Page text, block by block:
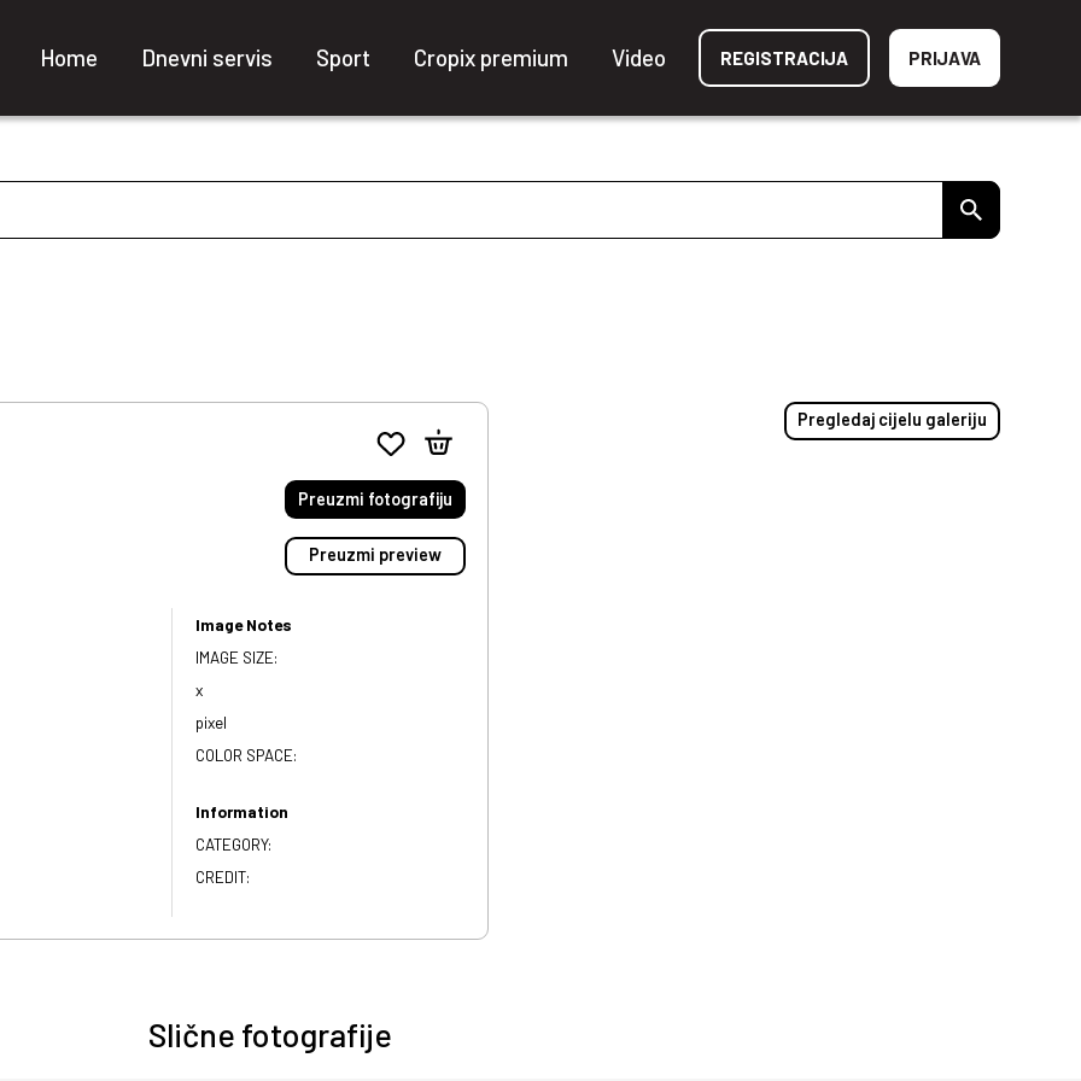
Home Dnevni servis Sport Cropix premium Video REGISTRACIJA PRIJAVA
Preuzmi fotografiju
Preuzmi preview
Image Notes
IMAGE SIZE:
x
pixel
COLOR SPACE:
Information
CATEGORY:
CREDIT:
Pregledaj cijelu galeriju
Slične fotografije